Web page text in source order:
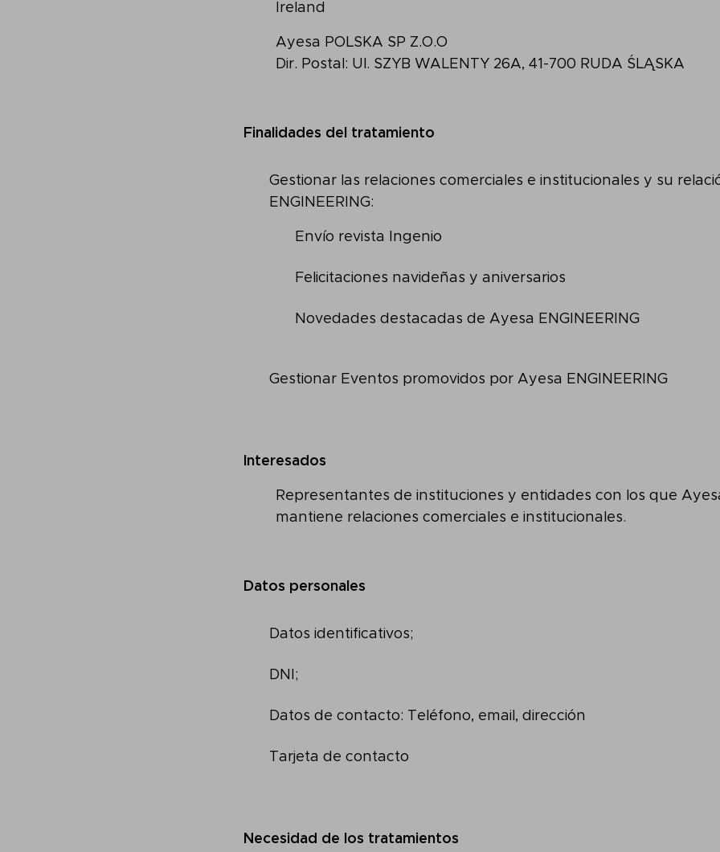
Ireland
Ayesa POLSKA SP Z.O.O
Dir. Postal: Ul. SZYB WALENTY 26A, 41-700 RUDA ŚLĄSKA
Finalidades del tratamiento
Gestionar las relaciones comerciales e institucionales y su
ENGINEERING:
Envío revista Ingenio
Felicitaciones navideñas y aniversarios
Novedades destacadas de Ayesa ENGINEERING
Gestionar Eventos promovidos por Ayesa ENGINEERING
Interesados
Representantes de instituciones y entidades con los que
mantiene relaciones comerciales e institucionales.
Datos personales
Datos identificativos;
DNI;
Datos de contacto: Teléfono, email, dirección
Tarjeta de contacto
Necesidad de los tratamientos